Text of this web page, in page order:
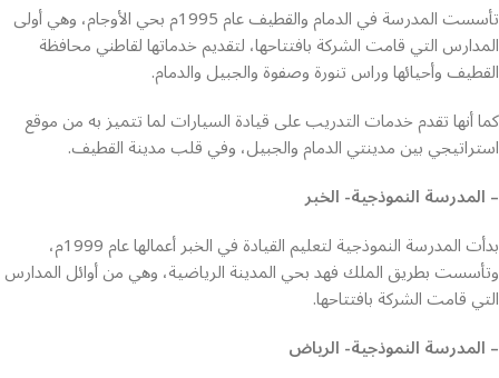
تأسست المدرسة في الدمام والقطيف عام 1995م بحي الأوجام، وهي أولى
المدارس التي قامت الشركة بافتتاحها، لتقديم خدماتها لقاطني محافظة
القطيف وأحيائها وراس تنورة وصفوة والجبيل والدمام.
كما أنها تقدم خدمات التدريب على قيادة السيارات لما تتميز به من موقع
استراتيجي بين مدينتي الدمام والجبيل، وفي قلب مدينة القطيف.
– المدرسة النموذجية- الخبر
بدأت المدرسة النموذجية لتعليم القيادة في الخبر أعمالها عام 1999م،
وتأسست بطريق الملك فهد بحي المدينة الرياضية، وهي من أوائل المدارس
التي قامت الشركة بافتتاحها.
– المدرسة النموذجية- الرياض